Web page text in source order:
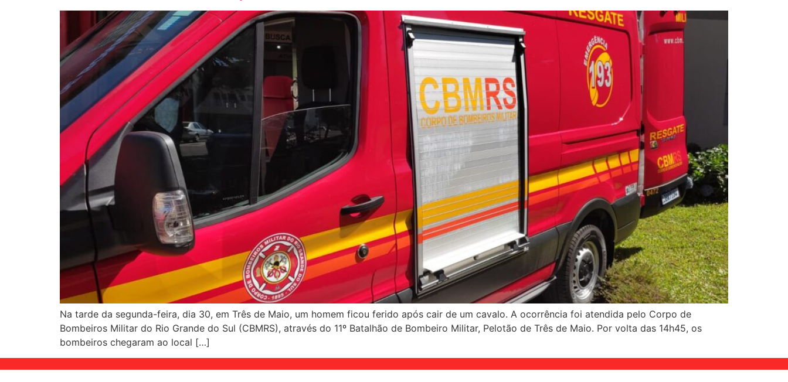
Na tarde da segunda-feira, dia 30, em Três de Maio, um homem ficou ferido após cair de um cavalo. A ocorrência foi atendida pelo Corpo de
Bombeiros Militar do Rio Grande do Sul (CBMRS), através do 11º Batalhão de Bombeiro Militar, Pelotão de Três de Maio. Por volta das 14h45, os
bombeiros chegaram ao local […]